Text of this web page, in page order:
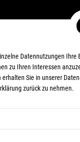
Datennutzungen
zu Ihren Interessen
Sie in unserer
zurück zu nehmen.